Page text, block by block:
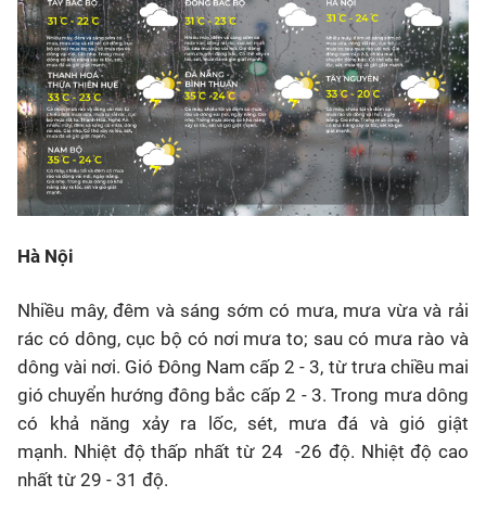
Hà Nội
Nhiều mây, đêm và sáng sớm có mưa, mưa vừa và rải
rác có dông, cục bộ có nơi mưa to; sau có mưa rào và
dông vài nơi. Gió Đông Nam cấp 2 - 3, từ trưa chiều mai
gió chuyển hướng đông bắc cấp 2 - 3. Trong mưa dông
có khả năng xảy ra lốc, sét, mưa đá và gió giật
mạnh. Nhiệt độ thấp nhất từ 24 -26 độ. Nhiệt độ cao
nhất từ 29 - 31 độ.